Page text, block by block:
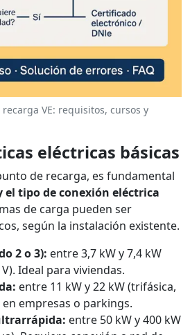
VE: requisitos, cursos y
eléctricas básicas
de recarga, es fundamental
el tipo de conexión eléctrica
de carga pueden ser
según la instalación existente.
2 o 3): entre 3,7 kW y 7,4 kW
Ideal para viviendas.
entre 11 kW y 22 kW (trifásica,
en empresas o parkings.
entre 50 kW y 400 kW